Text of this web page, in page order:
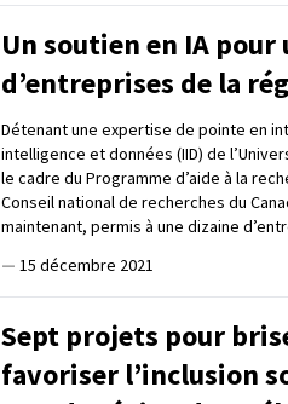
Un soutien en IA pour
d’entreprises de la
Détenant une expertise de pointe en
intelligence et données (IID) de
le cadre du Programme d’aide à la
Conseil national de recherches du
maintenant, permis à une dizaine
— 15 décembre 2021
Sept projets pour
favoriser l’inclusion